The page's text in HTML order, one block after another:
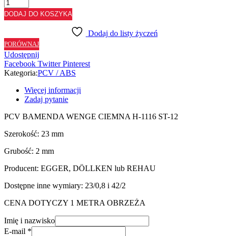
ABS
BAMENDA
CIEMNA
H1116
ST12
-
23/2
DODAJ DO KOSZYKA
Dodaj do listy życzeń
PORÓWNAJ
Udostępnij
Facebook Twitter Pinterest
Kategoria:PCV / ABS
Więcej informacji
Zadaj pytanie
PCV BAMENDA WENGE CIEMNA H-1116 ST-12
Szerokość: 23 mm
Grubość: 2 mm
Producent: EGGER, DÖLLKEN lub REHAU
Dostępne inne wymiary: 23/0,8 i 42/2
CENA DOTYCZY 1 METRA OBRZEŻA
Imię i nazwisko
E-mail *